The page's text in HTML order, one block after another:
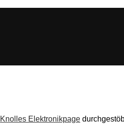
Knolles Elektronikpage